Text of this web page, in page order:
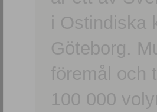
i Ostindiska
Göteborg.
föremål och
100 000